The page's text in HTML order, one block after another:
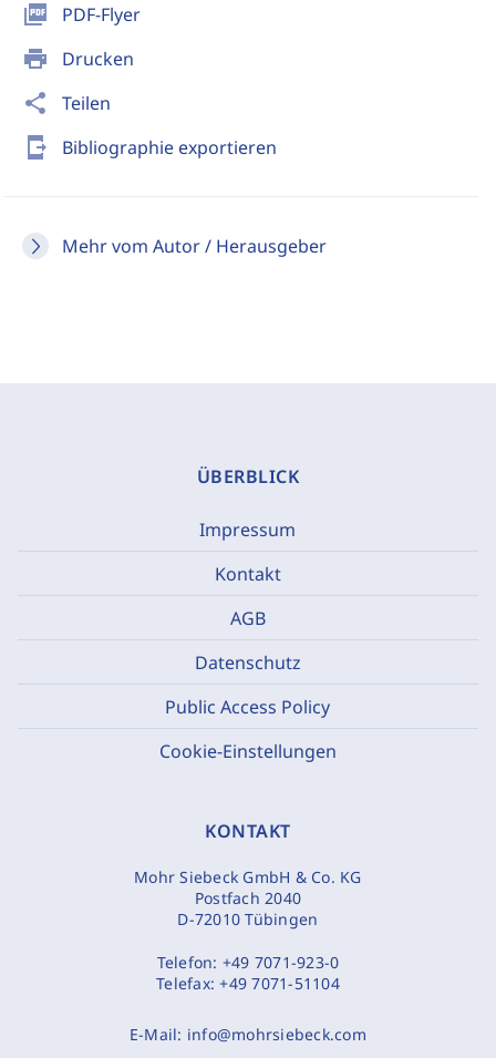
picture_as_pdf PDF-Flyer
print Drucken
share Teilen
send_to_mobile Bibliographie exportieren
Mehr vom Autor / Herausgeber
ÜBERBLICK
Impressum
Kontakt
AGB
Datenschutz
Public Access Policy
Cookie-Einstellungen
KONTAKT
Mohr Siebeck GmbH & Co. KG
Postfach 2040
D-72010 Tübingen
Telefon: +49 7071-923-0
Telefax:+49 7071-51104
E-Mail: info@mohrsiebeck.com